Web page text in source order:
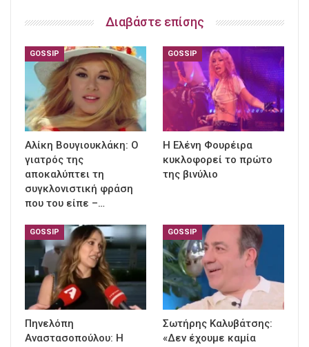
Διαβάστε επίσης
GOSSIP
Αλίκη Βουγιουκλάκη: Ο
γιατρός της
αποκαλύπτει τη
συγκλονιστική φράση
που του είπε –…
GOSSIP
Η Ελένη Φουρέιρα
κυκλοφορεί το πρώτο
της βινύλιο
GOSSIP
Πηνελόπη
Αναστασοπούλου: Η
GOSSIP
Σωτήρης Καλυβάτσης:
«Δεν έχουμε καμία